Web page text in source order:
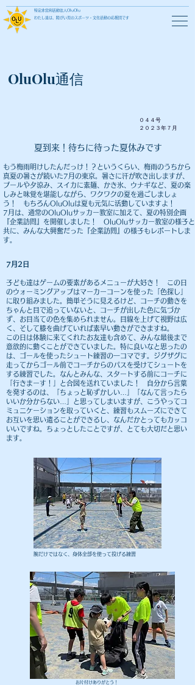
特定非営利活動法人OluOlu
わたし達は、障がい児のスポーツ・文化活動の応援団です
OluOlu通信
０４４号
​２０２３年７月
​夏到来！待ちに待った夏休みです
もう梅雨明けしたんだっけ！？というくらい、梅雨のうちから
真夏の暑さが続いた7月の東京。暑さに汗が吹き出しますが、
プールや夕涼み、スイカに素麺、かき氷、ウナギなど、夏の楽
しみと味覚を堪能しながら、ワクワクの夏を過ごしましょ
う！ もちろんOluOluは夏も元気に活動していますよ！
​7月は、通常のOluOluサッカー教室に加えて、夏の特別企画
『企業訪問』を開催しました！ OluOluサッカー教室の様子と
共に、みんな大興奮だった『企業訪問』の様子もレポートしま
す。
7月2日
子ども達はゲームの要素があるメニューが大好き！ この日
のウォーミングアップはマーカーコーンを使った「色探し」
に取り組みました。簡単そうに見えるけど、コーチの動きを
ちゃんと目で追っていないと、コーチが出した色に気づか
ず、お目当ての色を集められません。目線を上げて視野は広
く、そして膝を曲げていれば素早い動きができますね。
この日は体験に来てくれたお友達も含めて、みんな最後まで
意欲的に動くことができていました。特に良いなと思ったの
は、ゴールを使ったシュート練習の一コマです。ジグザグに
走ってからゴール前でコーチからのパスを受けてシュートを
する練習でした。なんとみんな、スタートする前にコーチに
「行きまーす！」と合図を送れていました！ 自分から言葉
を発するのは、「ちょっと恥ずかしい…」「なんて言ったら
いいか分からない…」と思ってしまいますが、こうやってコ
ミュニケーションを取っていくと、練習もスムーズにできて
お互いを思い遣ることができるし、なんだかとってもカッコ
いいですね。ちょっとしたことですが、とても大切だと思い
ます。
腕だけではなく、身体全部を使って投げる練習
お片付けありがとう！